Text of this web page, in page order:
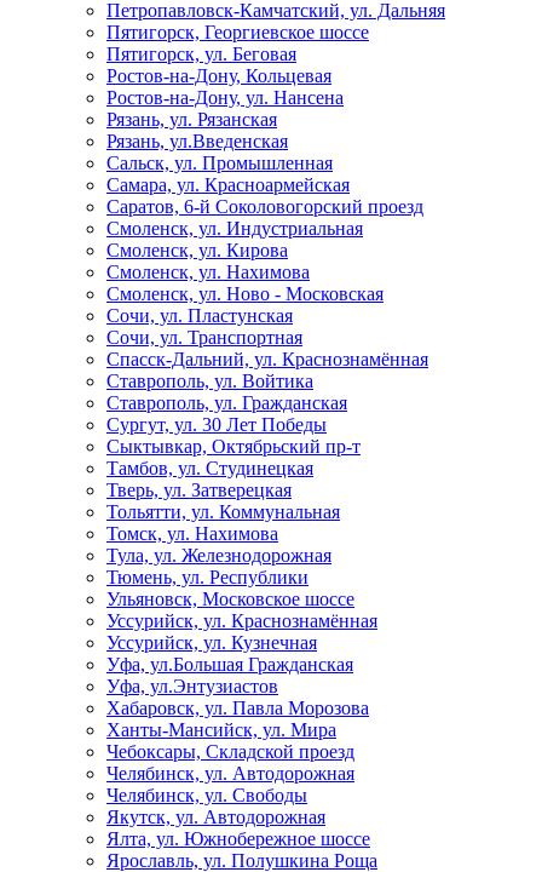
Петропавловск-Камчатский, ул. Дальняя
Пятигорск, Георгиевское шоссе
Пятигорск, ул. Беговая
Ростов-на-Дону, Кольцевая
Ростов-на-Дону, ул. Нансена
Рязань, ул. Рязанская
Рязань, ул.Введенская
Сальск, ул. Промышленная
Самара, ул. Красноармейская
Саратов, 6-й Соколовогорский проезд
Смоленск, ул. Индустриальная
Смоленск, ул. Кирова
Смоленск, ул. Нахимова
Смоленск, ул. Ново - Московская
Сочи, ул. Пластунская
Сочи, ул. Транспортная
Спасск-Дальний, ул. Краснознамённая
Ставрополь, ул. Войтика
Ставрополь, ул. Гражданская
Сургут, ул. 30 Лет Победы
Сыктывкар, Октябрьский пр-т
Тамбов, ул. Студинецкая
Тверь, ул. Затверецкая
Тольятти, ул. Коммунальная
Томск, ул. Нахимова
Тула, ул. Железнодорожная
Тюмень, ул. Республики
Ульяновск, Московское шоссе
Уссурийск, ул. Краснознамённая
Уссурийск, ул. Кузнечная
Уфа, ул.Большая Гражданская
Уфа, ул.Энтузиастов
Хабаровск, ул. Павла Морозова
Ханты-Мансийск, ул. Мира
Чебоксары, Складской проезд
Челябинск, ул. Автодорожная
Челябинск, ул. Свободы
Якутск, ул. Автодорожная
Ялта, ул. Южнобережное шоссе
Ярославль, ул. Полушкина Роща